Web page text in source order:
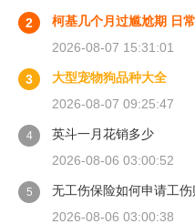
2
柯基几个月过尴尬期 日
2026-08-07 15:31:01
3
大型宠物狗品种大全
2026-08-07 09:25:47
4
英斗一月花销多少
2026-08-06 03:00:52
5
无工伤保险如何申请工伤
2026-08-06 03:00:38